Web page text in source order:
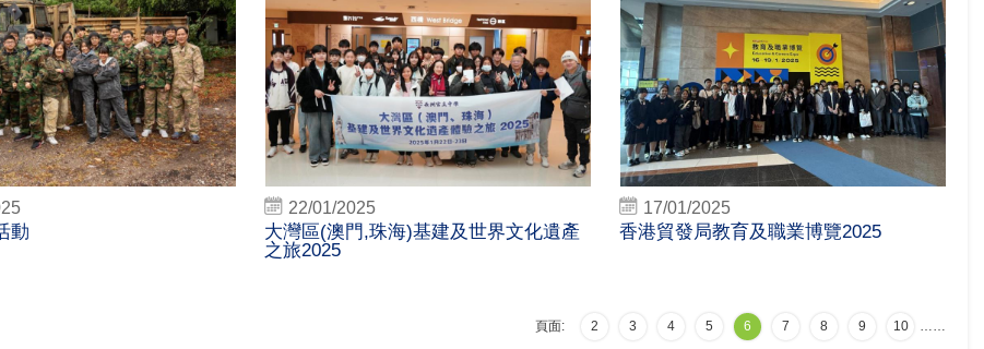
動
22/01/2025
大灣區(澳門,珠海)基建及世界文化遺產
之旅2025
17/01/2025
香港貿發局教育及職業博覽2025
頁面: 2 3 4 5 6 7 8 9 10